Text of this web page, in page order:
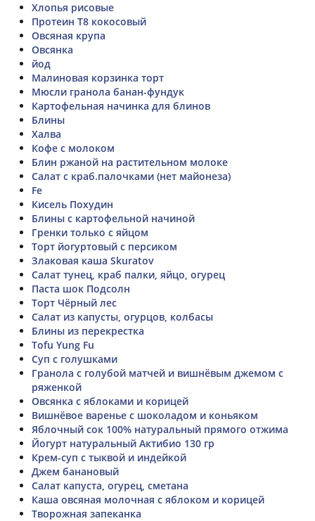
Хлопья рисовые
Протеин T8 кокосовый
Овсяная крупа
Овсянка
йод
Малиновая корзинка торт
Мюсли гранола банан-фундук
Картофельная начинка для блинов
Блины
Халва
Кофе с молоком
Блин ржаной на растительном молоке
Салат с краб.палочками (нет майонеза)
Fe
Кисель Похудин
Блины с картофельной начиной
Гренки только с яйцом
Торт йогуртовый с персиком
Злаковая каша Skuratov
Салат тунец, краб палки, яйцо, огурец
Паста шок Подсолн
Торт Чёрный лес
Салат из капусты, огурцов, колбасы
Блины из перекрестка
Tofu Yung Fu
Суп с голушками
Гранола с голубой матчей и вишнёвым джемом с
ряженкой
Овсянка с яблоками и корицей
Вишнёвое варенье с шоколадом и коньяком
Яблочный сок 100% натуральный прямого отжима
Йогурт натуральный Актибио 130 гр
Крем-суп с тыквой и индейкой
Джем банановый
Салат капуста, огурец, сметана
Каша овсяная молочная с яблоком и корицей
Творожная запеканка